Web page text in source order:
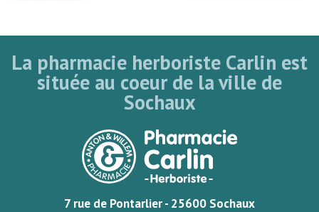
La pharmacie herboriste Carlin est
située au coeur de la ville de
Sochaux
7 rue de Pontarlier - 25600 Sochaux